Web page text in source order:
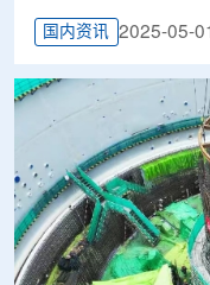
国内资讯 2025-05-01